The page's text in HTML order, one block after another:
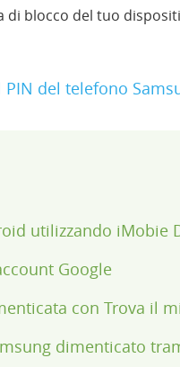
blocco del tuo
del telefono
utilizzando iMobie
Google
con Trova il
dimenticato